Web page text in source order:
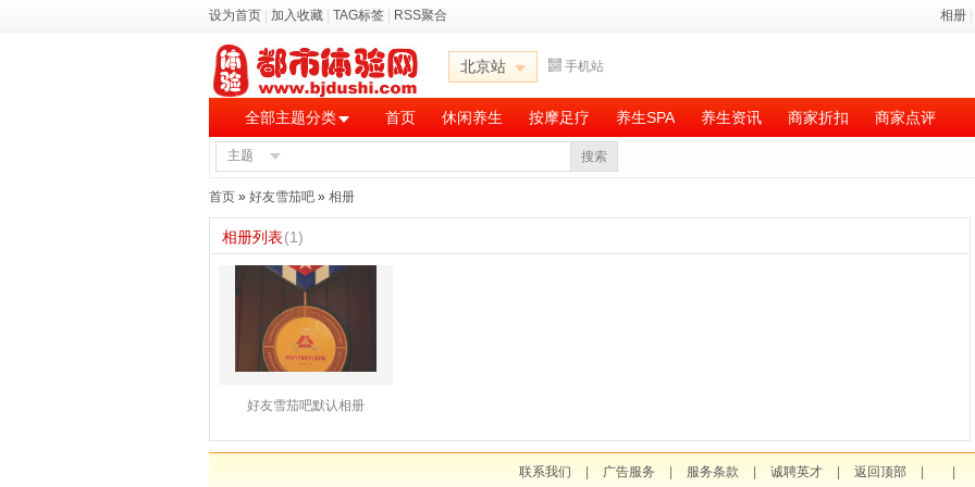
设为首页 加入收藏 TAG标签 RSS聚合 相册
北京站 手机站
全部主题分类 首页 休闲养生 按摩足疗 养生SPA 养生资讯 商家折扣 商家点评
主题 搜索
首页 » 好友雪茄吧 » 相册
相册列表(1)
好友雪茄吧默认相册
联系我们 广告服务 服务条款 诚聘英才 返回顶部